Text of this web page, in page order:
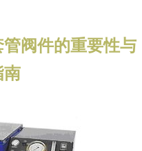
阀件的重要性与
南